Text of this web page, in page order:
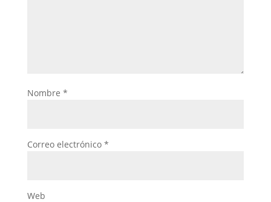
Nombre *
Correo electrónico *
Web